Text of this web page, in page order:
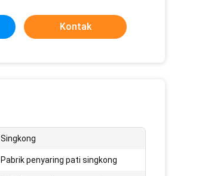
Kontak
Singkong
Pabrik penyaring pati singkong